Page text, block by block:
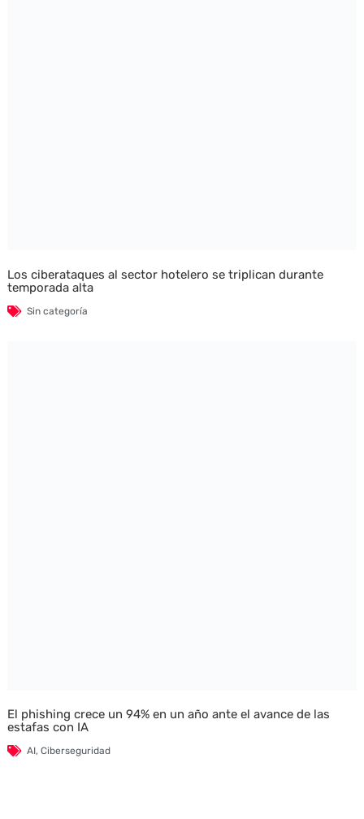
Los ciberataques al sector hotelero se triplican durante
temporada alta
Sin categoría
El phishing crece un 94% en un año ante el avance de las
estafas con IA
AI, Ciberseguridad